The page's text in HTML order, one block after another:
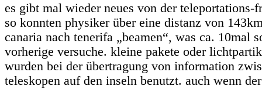
es gibt mal wieder neues von der teleportations-
so konnten physiker über eine distanz von
canaria nach tenerifa „beamen“, was ca. 10mal
vorherige versuche. kleine pakete oder
wurden bei der übertragung von information
teleskopen auf den inseln benutzt. auch wenn